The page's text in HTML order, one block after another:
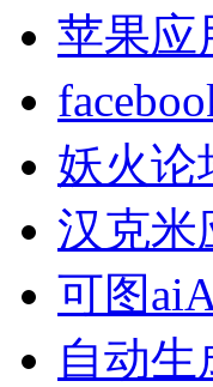
苹果应
妖火论
汉克米
可图
自动生